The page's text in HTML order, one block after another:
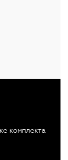
комплекта